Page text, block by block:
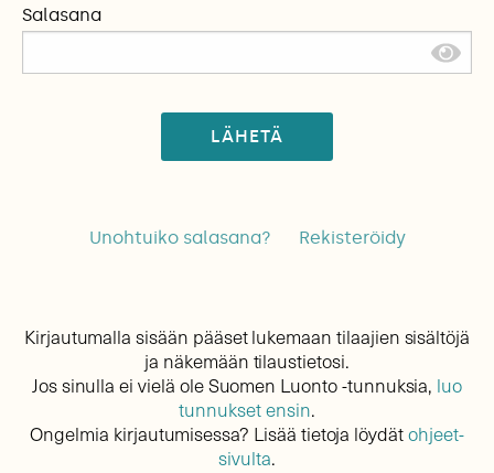
Salasana
LÄHETÄ
Unohtuiko salasana? Rekisteröidy
Kirjautumalla sisään pääset lukemaan tilaajien sisältöjä
ja näkemään tilaustietosi.
Jos sinulla ei vielä ole Suomen Luonto -tunnuksia, luo
tunnukset ensin.
Ongelmia kirjautumisessa? Lisää tietoja löydätohjeet-
sivulta.